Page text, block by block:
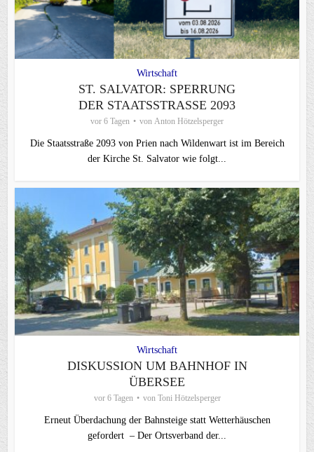
Wirtschaft
ST. SALVATOR: SPERRUNG
DER STAATSSTRASSE 2093
vor 6 Tagen von Anton Hötzelsperger
Die Staatsstraße 2093 von Prien nach Wildenwart ist im Bereich
der Kirche St. Salvator wie folgt...
Wirtschaft
DISKUSSION UM BAHNHOF IN
ÜBERSEE
vor 6 Tagen von Toni Hötzelsperger
Erneut Überdachung der Bahnsteige statt Wetterhäuschen
gefordert – Der Ortsverband der...